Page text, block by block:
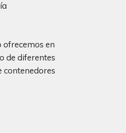
ofrecemos en
de diferentes
contenedores